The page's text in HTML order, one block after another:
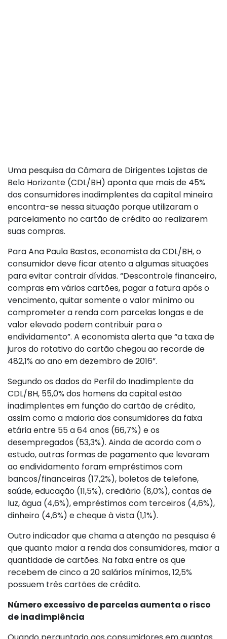
Uma pesquisa da Câmara de Dirigentes Lojistas de
Belo Horizonte (CDL/BH) aponta que mais de 45%
dos consumidores inadimplentes da capital mineira
encontra-se nessa situação porque utilizaram o
parcelamento no cartão de crédito ao realizarem
suas compras.
Para Ana Paula Bastos, economista da CDL/BH, o
consumidor deve ficar atento a algumas situações
para evitar contrair dívidas. “Descontrole financeiro,
compras em vários cartões, pagar a fatura após o
vencimento, quitar somente o valor mínimo ou
comprometer a renda com parcelas longas e de
valor elevado podem contribuir para o
endividamento”. A economista alerta que “a taxa de
juros do rotativo do cartão chegou ao recorde de
482,1% ao ano em dezembro de 2016”.
Segundo os dados do Perfil do Inadimplente da
CDL/BH, 55,0% dos homens da capital estão
inadimplentes em função do cartão de crédito,
assim como a maioria dos consumidores da faixa
etária entre 55 a 64 anos (66,7%) e os
desempregados (53,3%). Ainda de acordo com o
estudo, outras formas de pagamento que levaram
ao endividamento foram empréstimos com
bancos/financeiras (17,2%), boletos de telefone,
saúde, educação (11,5%), crediário (8,0%), contas de
luz, água (4,6%), empréstimos com terceiros (4,6%),
dinheiro (4,6%) e cheque à vista (1,1%).
Outro indicador que chama a atenção na pesquisa é
que quanto maior a renda dos consumidores, maior a
quantidade de cartões. Na faixa entre os que
recebem de cinco a 20 salários mínimos, 12,5%
possuem três cartões de crédito.
Número excessivo de parcelas aumenta o risco
de inadimplência